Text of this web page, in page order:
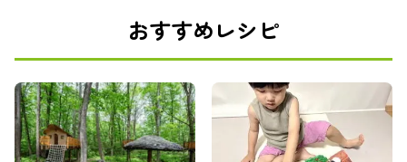
おすすめレシピ